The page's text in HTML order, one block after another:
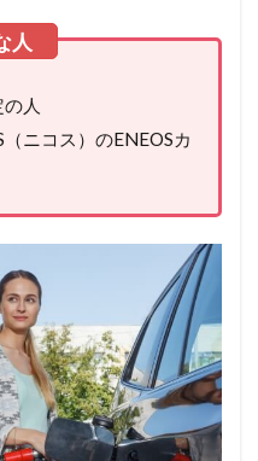
人
ニコス）のENEOSカ